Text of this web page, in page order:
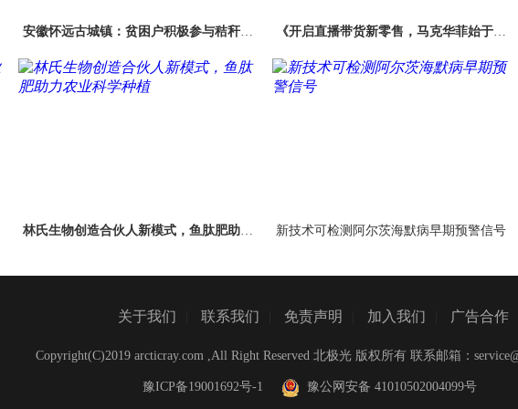
安徽怀远古城镇：贫困户积极参与秸秆禁
《开启直播带货新零售，马克华菲始于线
林氏生物创造合伙人新模式，鱼肽肥助力
新技术可检测阿尔茨海默病早期预警信号
关于我们 联系我们 免责声明 加入我们 广告合作
Copyright(C)2019 arcticray.com ,All Right Reserved 北极光 版权所有 联系邮箱：
豫ICP备19001692号-1 豫公网安备 41010502004099号